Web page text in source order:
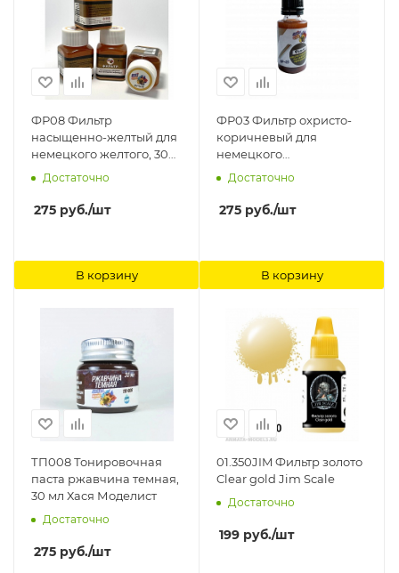
ФР08 Фильтр
насыщенно-желтый для
немецкого желтого, 30
мл Хася Моделист
Достаточно
275 руб./шт
В корзину
ФР03 Фильтр охристо-
коричневый для
немецкого
трехцветного, 30мл Хася
Моделист
Достаточно
275 руб./шт
В корзину
ТП008 Тонировочная
паста ржавчина темная,
30 мл Хася Моделист
Достаточно
275 руб./шт
01.350JIM Фильтр золото
Clear gold Jim Scale
Достаточно
199 руб./шт